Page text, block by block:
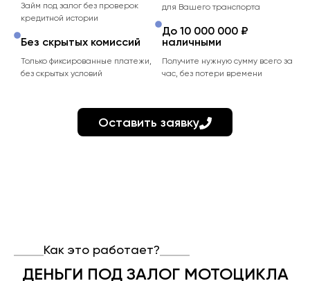
Займ под залог без проверок
кредитной истории
Без скрытых комиссий
Только фиксированные платежи,
без скрытых условий
для Вашего транспорта
До 10 000 000 ₽
наличными
Получите нужную сумму всего за
час, без потери времени
Оставить заявку
Как это работает?
ДЕНЬГИ ПОД ЗАЛОГ МОТОЦИКЛА